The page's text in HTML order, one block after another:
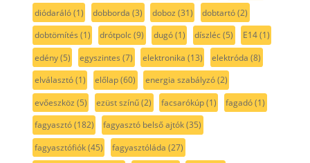
diódaráló(1) dobborda (3) doboz (31) dobtartó(2)
dobtömítés (1) drótpolc(9) dugó(1) díszléc(5) E14(1)
edény(5) egyszintes (7) elektronika (13) elektróda (8)
elválasztó(1) előlap(60) energia szabályzó(2)
evőeszköz (5) ezüst színű(2) facsarókúp(1) fagadó(1)
fagyasztó(182) fagyasztó belső ajtók(35)
fagyasztófiók(45) fagyasztóláda (27)